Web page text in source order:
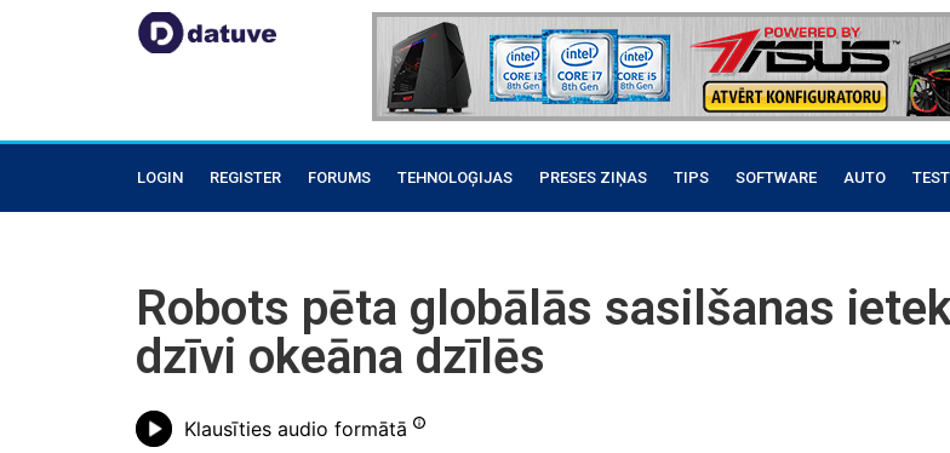
LOGIN REGISTER FORUMS TEHNOLOĢIJAS PRESES ZIŅAS TIPS SOFTWARE AUTO
Robots pēta globālās sasilšanas
dzīvi okeāna dzīlēs
Klausīties audio formātā